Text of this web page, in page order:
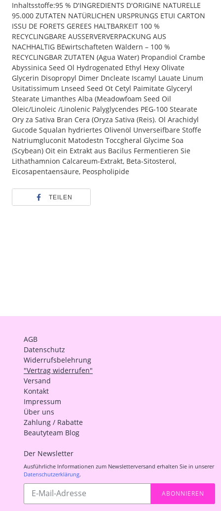
Inhaltsstoffe:95 % D'INGREDIENTS D'ORIGINE NATURELLE
95.000 ZUTATEN NATÜRLICHEN URSPRUNGS ETUI CARTON
ISSU DE FORETS GEREES HALTBARKEIT 100 %
RECYCLINGBARE AUSSERVERVERPACKUNG AUS
NACHHALTIG BEwirtschafteten Wäldern – 100 %
RECYCLINGBAR ZUTATEN (Agua Water) Propandiol Crambe
Abyssinica Seed Ol Hydrogenated Ethyl Hexy Olivate
Glycerin Disopropyl Dimer Dncleate Iscamyl Lauate Linum
Usitatissimum Lnseed Seed Ot Cetyl Paimitate Glyceryl
Stearate Limanthes Alba (Meadowfoam Seed Oil
Oleic/Linoleic /Linolenic Palyglycendes PEG-100 Stearate
Ory za Sativa Bran Cera (Oryza Sativa (Reis). Ol Arachidyl
Gucode Squalan hydriertes Olivenöl Unverseifbare Stoffe
Natriumgluconit Matodestn Toccgheral Glycime Soa
(Scybean) Oit ein Extrakt aus Bacilus Fermentieren Sie
Lithathamnion Calcareum-Extrakt, Beta-Sitosterol,
Eicosapentaensäure, Peospholipide
TEILEN
AGB
Datenschutz
Widerrufsbelehrung
"Vertrag widerrufen"
Versand
Kontakt
Impressum
Über uns
Zahlung / Rabatte
Beautyteam Blog
Der Newsletter
Ausführliche Informationen zum Newsletterversand erhalten Sie in unserer
Datenschutzerklärung.
Abonnieren
unsere
ABONNIEREN